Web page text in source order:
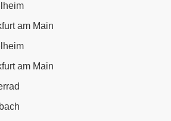
am Main
am Main